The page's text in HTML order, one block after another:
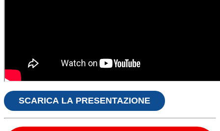
SCARICA LA PRESENTAZIONE